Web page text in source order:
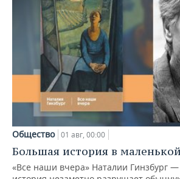
Общество 01 авг, 00:00
Большая история в
«Все наши вчера» Наталии Гинзбург —